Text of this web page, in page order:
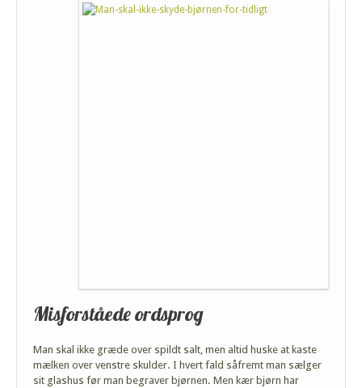
Misforståede ordsprog
Man skal ikke græde over spildt salt, men altid huske at kaste
mælken over venstre skulder. I hvert fald såfremt man sælger
sit glashus før man begraver bjørnen. Men kær bjørn har